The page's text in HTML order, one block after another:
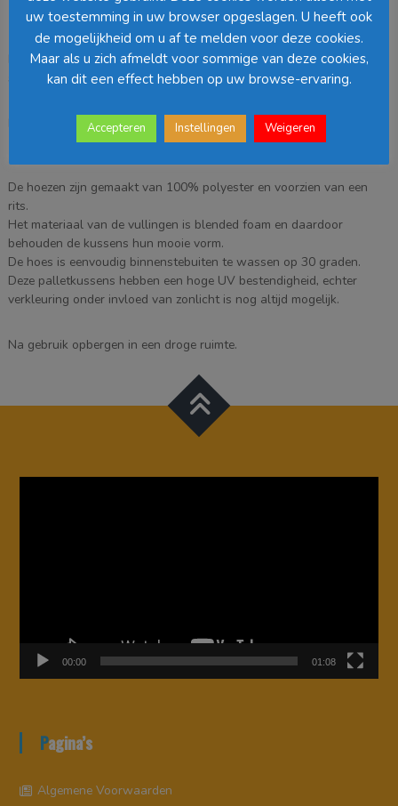
aantal
Beschrijving
Maak van 2 pallets gemakkelijk een heerlijke zitplaats met deze
stoere palletkussens.
De set bestaat uit een zit- (120x80x12cm) en een ruggedeelte
(120x40x12cm).
De hoezen zijn gemaakt van 100% polyester en voorzien van een
rits.
Het materiaal van de vullingen is blended foam en daardoor
behouden de kussens hun mooie vorm.
De hoes is eenvoudig binnenstebuiten te wassen op 30 graden.
Deze palletkussens hebben een hoge UV bestendigheid, echter
verkleuring onder invloed van zonlicht is nog altijd mogelijk.
Na gebruik opbergen in een droge ruimte.
00:00 01:08
Pagina’s
Algemene Voorwaarden
uw toestemming in uw browser opgeslagen. U heeft ook
de mogelijkheid om u af te melden voor deze cookies.
Maar als u zich afmeldt voor sommige van deze cookies,
kan dit een effect hebben op uw browse-ervaring.
Accepteren Instellingen Weigeren